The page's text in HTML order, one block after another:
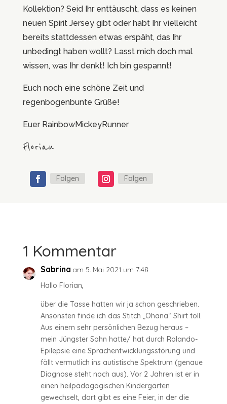
Kollektion? Seid Ihr enttäuscht, dass es keinen
neuen Spirit Jersey gibt oder habt Ihr vielleicht
bereits stattdessen etwas erspäht, das Ihr
unbedingt haben wollt? Lasst mich doch mal
wissen, was Ihr denkt! Ich bin gespannt!
Euch noch eine schöne Zeit und
regenbogenbunte Grüße!
Euer RainbowMickeyRunner
Florian
Folgen Folgen
1 Kommentar
Sabrina am 5. Mai 2021 um 7:48
Hallo Florian,
über die Tasse hatten wir ja schon geschrieben.
Ansonsten finde ich das Stitch „Ohana“ Shirt toll.
Aus einem sehr persönlichen Bezug heraus –
mein Jüngster Sohn hatte/ hat durch Rolando-
Epilepsie eine Sprachentwicklungsstörung und
fällt vermutlich ins autistische Spektrum (genaue
Diagnose steht noch aus). Vor 2 Jahren ist er in
einen heilpädagogischen Kindergarten
gewechselt, dort gibt es eine Feier, in der die